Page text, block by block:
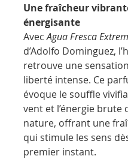
Une fraîcheur
énergisante
AvecAgua Fresca
d’Adolfo Dominguez,
retrouve une
liberté intense. Ce
évoque le souffle
vent et l’énergie brute
nature, offrant une
qui stimule les sens
premier instant.